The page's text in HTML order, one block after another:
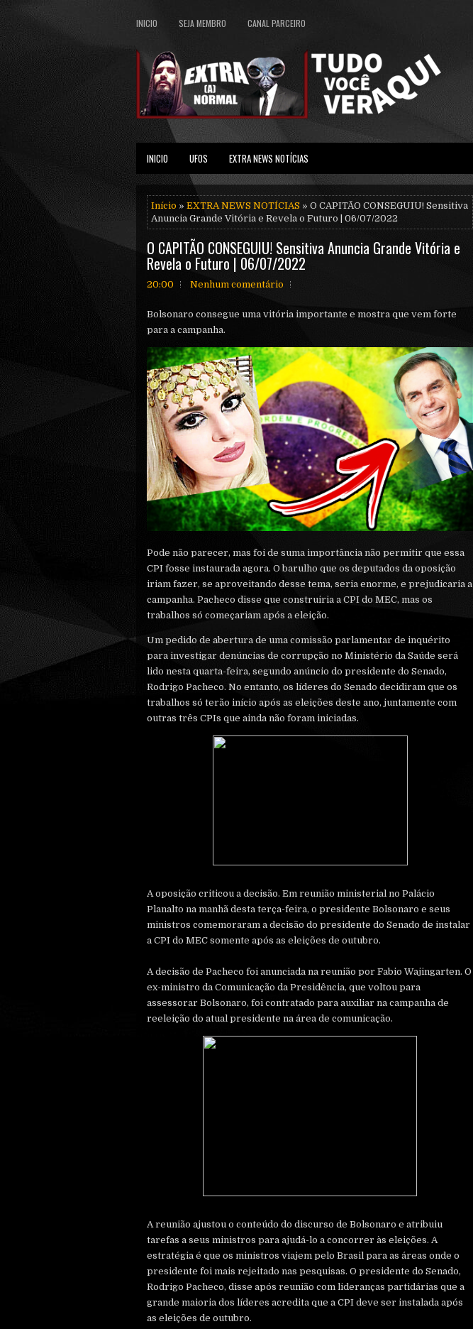
INICIO SEJA MEMBRO CANAL PARCEIRO
INICIO UFOS EXTRA NEWS NOTÍCIAS
Início » EXTRA NEWS NOTÍCIAS » O CAPITÃO CONSEGUIU! Sensitiva
Anuncia Grande Vitória e Revela o Futuro | 06/07/2022
O CAPITÃO CONSEGUIU! Sensitiva Anuncia Grande Vitória e
Revela o Futuro | 06/07/2022
20:00 Nenhum comentário
Bolsonaro consegue uma vitória importante e mostra que vem forte
para a campanha.
Pode não parecer, mas foi de suma importância não permitir que essa
CPI fosse instaurada agora. O barulho que os deputados da oposição
iriam fazer, se aproveitando desse tema, seria enorme, e prejudicaria a
campanha. Pacheco disse que construiria a CPI do MEC, mas os
trabalhos só começariam após a eleição.
Um pedido de abertura de uma comissão parlamentar de inquérito
para investigar denúncias de corrupção no Ministério da Saúde será
lido nesta quarta-feira, segundo anúncio do presidente do Senado,
Rodrigo Pacheco. No entanto, os líderes do Senado decidiram que os
trabalhos só terão início após as eleições deste ano, juntamente com
outras três CPIs que ainda não foram iniciadas.
A oposição criticou a decisão. Em reunião ministerial no Palácio
Planalto na manhã desta terça-feira, o presidente Bolsonaro e seus
ministros comemoraram a decisão do presidente do Senado de instalar
a CPI do MEC somente após as eleições de outubro.
A decisão de Pacheco foi anunciada na reunião por Fabio Wajingarten. O
ex-ministro da Comunicação da Presidência, que voltou para
assessorar Bolsonaro, foi contratado para auxiliar na campanha de
reeleição do atual presidente na área de comunicação.
A reunião ajustou o conteúdo do discurso de Bolsonaro e atribuiu
tarefas a seus ministros para ajudá-lo a concorrer às eleições. A
estratégia é que os ministros viajem pelo Brasil para as áreas onde o
presidente foi mais rejeitado nas pesquisas. O presidente do Senado,
Rodrigo Pacheco, disse após reunião com lideranças partidárias que a
grande maioria dos líderes acredita que a CPI deve ser instalada após
as eleições de outubro.